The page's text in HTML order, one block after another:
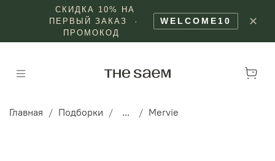
СКИДКА 10% НА
ПЕРВЫЙ ЗАКАЗ ·
ПРОМОКОД
WELCOME10 ✕
Главная Подборки ... Mervie